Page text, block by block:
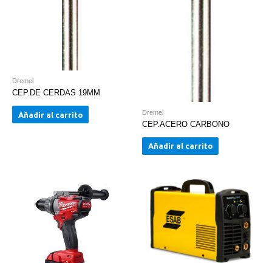
Dremel
CEP.DE CERDAS 19MM
Añadir al carrito Dremel
CEP.ACERO CARBONO
Añadir al carrito